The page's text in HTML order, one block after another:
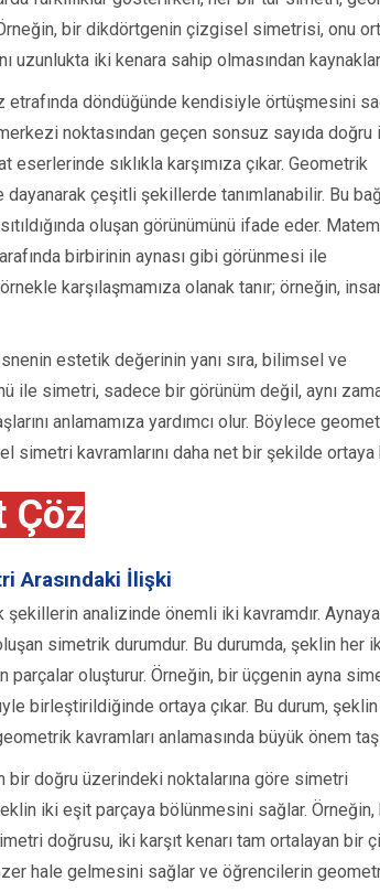
bir dikdörtgenin çizgisel simetrisi, onu
iki kenara sahip olmasından
döndüğünde kendisiyle örtüşmesini
noktasından geçen sonsuz sayıda doğru
sıklıkla karşımıza çıkar. Geometrik
çeşitli şekillerde tanımlanabilir. Bu
oluşan görünümünü ifade eder.
birbirinin aynası gibi görünmesi ile
karşılaşmamıza olanak tanır; örneğin,
estetik değerinin yanı sıra, bilimsel ve
ile simetri, sadece bir görünüm değil, aynı
anlamamıza yardımcı olur. Böylece
kavramlarını daha net bir şekilde ortaya
Çöz
Arasındaki İlişki
analizinde önemli iki kavramdır.
simetrik durumdur. Bu durumda, şeklin her
parçalar oluşturur. Örneğin, bir üçgenin ayna
birleştirildiğinde ortaya çıkar. Bu durum,
kavramları anlamasında büyük önem
doğru üzerindeki noktalarına göre simetri
iki eşit parçaya bölünmesini sağlar. Örneğin,
doğrusu, iki karşıt kenarı tam ortalayan bir
hale gelmesini sağlar ve öğrencilerin